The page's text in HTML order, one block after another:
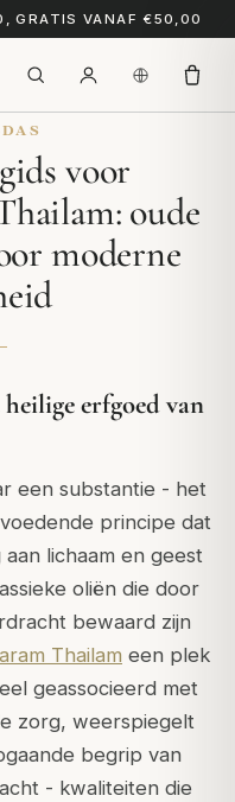
GRATIS VANAF €50,00
voor
oude
moderne
erfgoed van
een substantie - het
principe dat
lichaam en geest
oliën die door
bewaard zijn
Thailam een plek
geassocieerd met
zorg, weerspiegelt
begrip van
- kwaliteiten die